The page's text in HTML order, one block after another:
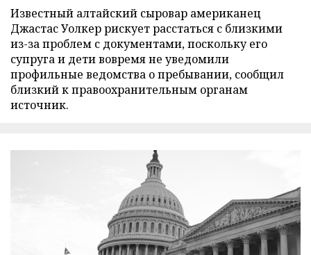
Известный алтайский сыровар американец
Джастас Уолкер рискует расстаться с близкими
из-за проблем с документами, поскольку его
супруга и дети вовремя не уведомили
профильные ведомства о пребывании, сообщил
близкий к правоохранительным органам
источник.